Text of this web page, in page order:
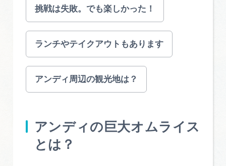
サイトポリシー
挑戦は失敗。でも楽しかった！
ランチやテイクアウトもあります
アンディ周辺の観光地は？
アンディの巨大オムライス
とは？